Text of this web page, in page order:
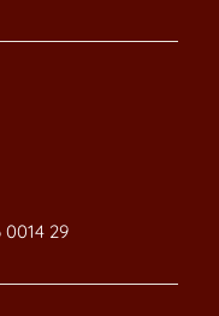
0014 29